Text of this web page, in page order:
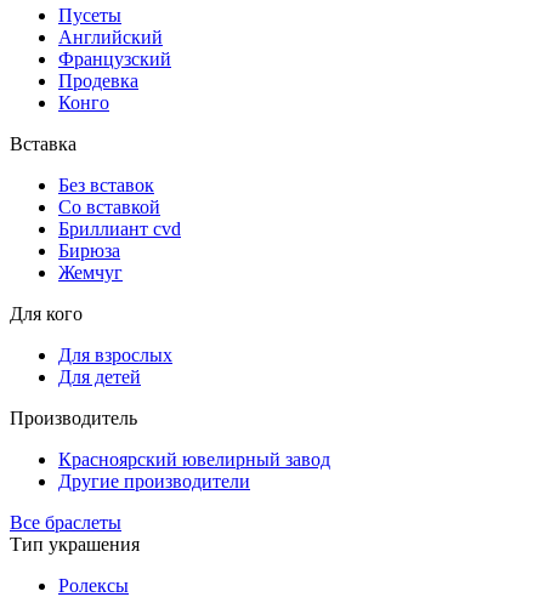
Пусеты
Английский
Французский
Продевка
Конго
Вставка
Без вставок
Со вставкой
Бриллиант cvd
Бирюза
Жемчуг
Для кого
Для взрослых
Для детей
Производитель
Красноярский ювелирный завод
Другие производители
Все браслеты
Тип украшения
Ролексы